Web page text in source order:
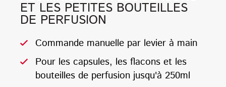
ET LES PETITES BOUTEILLES
DE PERFUSION
Commande manuelle par levier à main
Pour les capsules, les flacons et les
bouteilles de perfusion jusqu'à 250ml